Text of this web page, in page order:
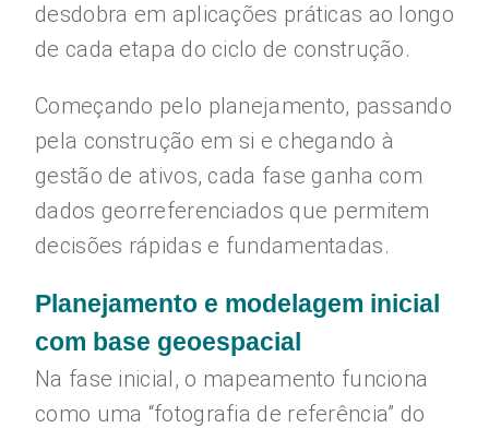
desdobra em aplicações práticas ao longo
de cada etapa do ciclo de construção.
Começando pelo planejamento, passando
pela construção em si e chegando à
gestão de ativos, cada fase ganha com
dados georreferenciados que permitem
decisões rápidas e fundamentadas.
Planejamento e modelagem inicial
com base geoespacial
Na fase inicial, o mapeamento funciona
como uma “fotografia de referência” do